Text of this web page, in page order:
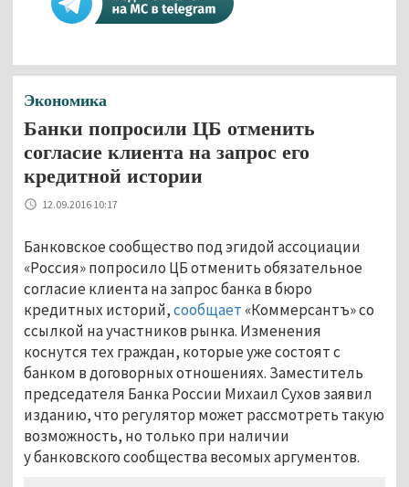
Экономика
Банки попросили ЦБ отменить
согласие клиента на запрос его
кредитной истории
12.09.2016 10:17
Банковское сообщество под эгидой ассоциации
«Россия» попросило ЦБ отменить обязательное
согласие клиента на запрос банка в бюро
кредитных историй,сообщает «Коммерсантъ» со
ссылкой на участников рынка. Изменения
коснутся тех граждан, которые уже состоят с
банком в договорных отношениях. Заместитель
председателя Банка России Михаил Сухов заявил
изданию, что регулятор может рассмотреть такую
возможность, но только при наличии
у банковского сообщества весомых аргументов.